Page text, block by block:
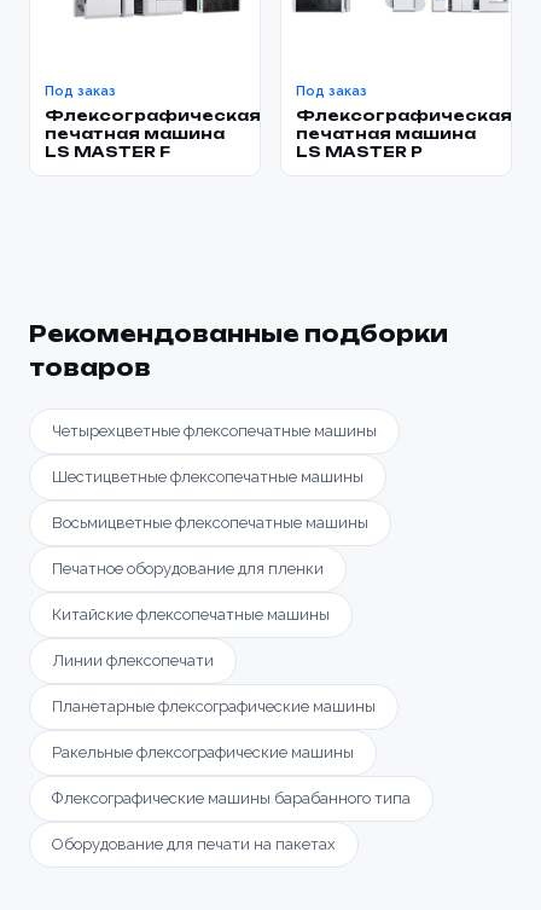
Под заказ
Флексографическая
печатная машина
LS MASTER F
Под заказ
Флексографическая
печатная машина
LS MASTER P
Рекомендованные подборки
товаров
Четырехцветные флексопечатные машины
Шестицветные флексопечатные машины
Восьмицветные флексопечатные машины
Печатное оборудование для пленки
Китайские флексопечатные машины
Линии флексопечати
Планетарные флексографические машины
Ракельные флексографические машины
Флексографические машины барабанного типа
Оборудование для печати на пакетах